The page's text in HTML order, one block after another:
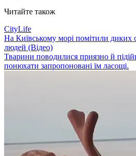
Читайте також
CityLife
На Київському морі помітили диких
людей (Відео)
Тварини поводилися приязно й
понюхати запропоновані їм ласощі.